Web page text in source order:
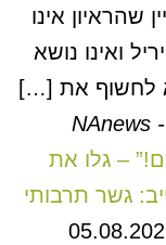
שהראיון אינו
ואינו נושא
לחשוף את […]
NAnews
– גלו את
גשר תרבותי